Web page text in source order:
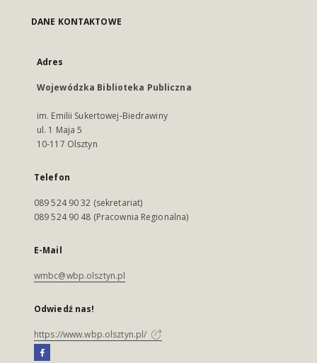
DANE KONTAKTOWE
Adres
Wojewódzka Biblioteka Publiczna
im. Emilii Sukertowej-Biedrawiny
ul. 1 Maja 5
10-117 Olsztyn
Telefon
089 524 90 32 (sekretariat)
089 524 90 48 (Pracownia Regionalna)
E-Mail
wmbc@wbp.olsztyn.pl
Odwiedź nas!
https://www.wbp.olsztyn.pl/